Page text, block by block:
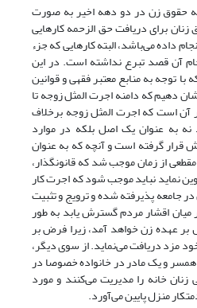
حقوق زن در دو دهه اخیر به صورت
برای دریافت حق الزحمه کارهایی
داده می‌باشد، البته کارهایی که جزء
آن قصد تبرع نداشته است. در این
توجه به منابع معتبر فقهی و قوانین
دهیم که دامنه اجرت المثل زوجه تا
است که اجرت المثل زوجه برخلاف
نه به عنوان یک اصل بلکه در موارد
قرار گرفته است و آنچه که به عنوان
از زمان موجب شد که قانونگذار،
نماید نباید موجب شود که اجرت کار
جامعه پذیرفته شده و ترویج و تثبیت
میان اقشار مردم گسترش یابد به طور
عهده زن خواهد آمد، زیرا فرض بر
مزد دریافت می‌نماید. از سوی دیگر،
و یک مادر در خانواده خصوصا در
زنان خانه را مدیریت می‌کنند و مورد
منزل پایین می‌آورد.